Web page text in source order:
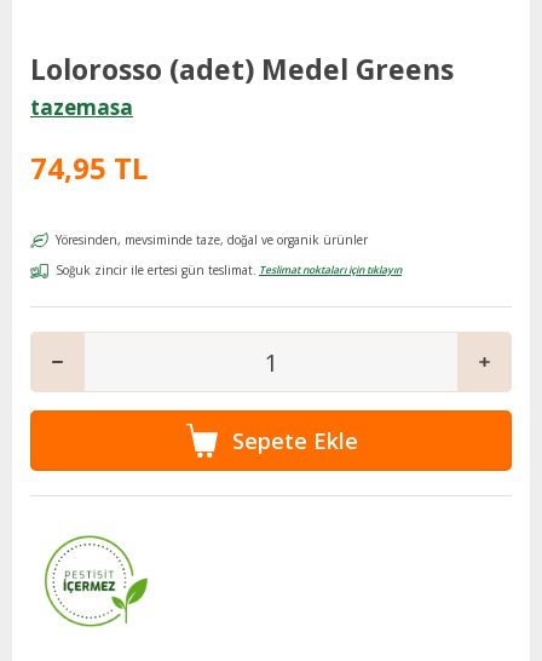
Lolorosso (adet) Medel Greens
tazemasa
74,95 TL
Yöresinden, mevsiminde taze, doğal ve organik ürünler
Soğuk zincir ile ertesi gün teslimat. Teslimat noktaları için tıklayın